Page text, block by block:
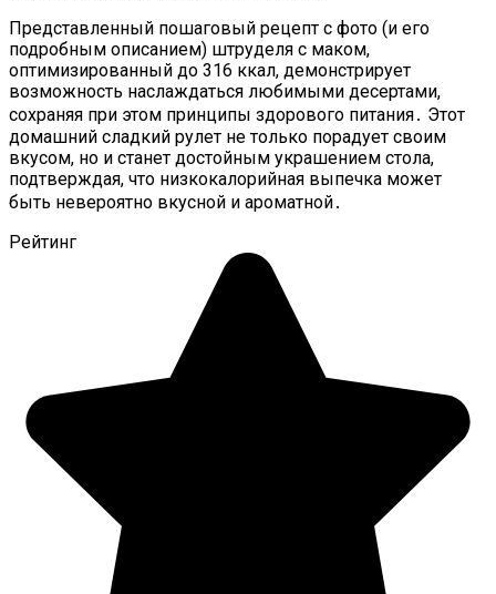
Представленный пошаговый рецепт с фото (и его
подробным описанием) штруделя с маком,
оптимизированный до 316 ккал, демонстрирует
возможность наслаждаться любимыми десертами,
сохраняя при этом принципы здорового питания․ Этот
домашний сладкий рулет не только порадует своим
вкусом, но и станет достойным украшением стола,
подтверждая, что низкокалорийная выпечка может
быть невероятно вкусной и ароматной․
Рейтинг